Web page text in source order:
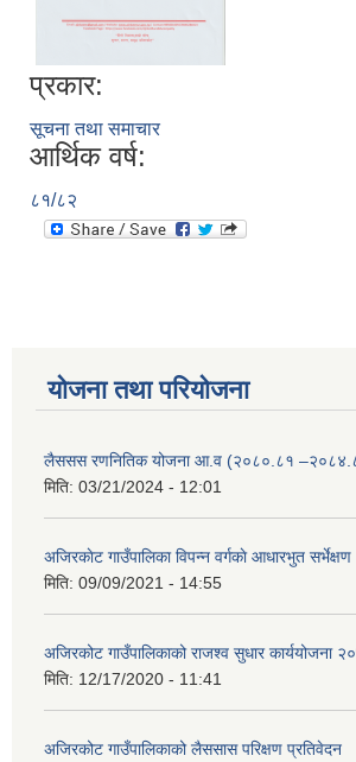
प्रकार:
सूचना तथा समाचार
आर्थिक वर्ष:
८१/८२
योजना तथा परियोजना
लैससस रणनितिक योजना आ.व (२०८०.८१
मिति: 03/21/2024 - 12:01
अजिरकाेट गाउँपालिका विपन्न वर्गकाे आधारभुत सर्भेक्षण
मिति: 09/09/2021 - 14:55
अजिरकोट गाउँपालिकाको राजश्व सुधार कार्ययोजना
मिति: 12/17/2020 - 11:41
अजिरकोट गाउँपालिकाको लैससास परिक्षण प्रतिवेदन